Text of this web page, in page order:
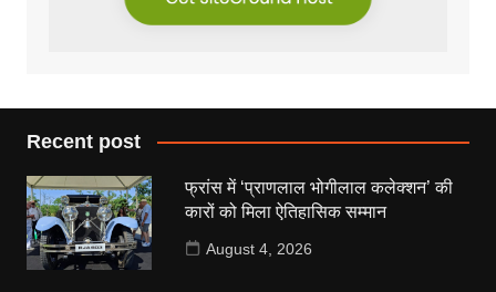
Recent post
फ्रांस में ‘प्राणलाल भोगीलाल कलेक्शन’ की
कारों को मिला ऐतिहासिक सम्मान
August 4, 2026